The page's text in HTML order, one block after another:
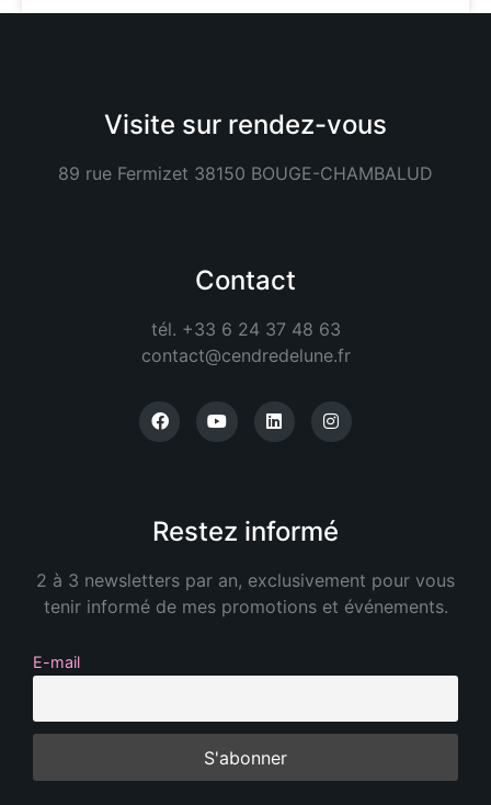
Visite sur rendez-vous
89 rue Fermizet 38150 BOUGE-CHAMBALUD
Contact
tél. +33 6 24 37 48 63
contact@cendredelune.fr
Restez informé
2 à 3 newsletters par an, exclusivement pour vous
tenir informé de mes promotions et événements.
E-mail